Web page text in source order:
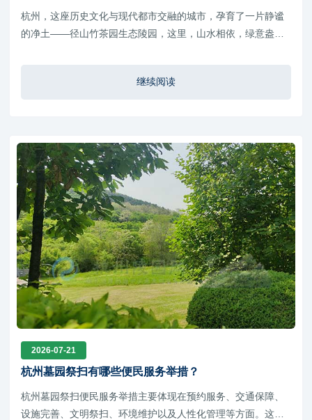
杭州，这座历史文化与现代都市交融的城市，孕育了一片静谧
的净土——径山竹茶园生态陵园，这里，山水相依，绿意盎
继续阅读
2026-07-21
杭州墓园祭扫有哪些便民服务举措？
杭州墓园祭扫便民服务举措主要体现在预约服务、交通保障、
设施完善、文明祭扫、环境维护以及人性化管理等方面。这些